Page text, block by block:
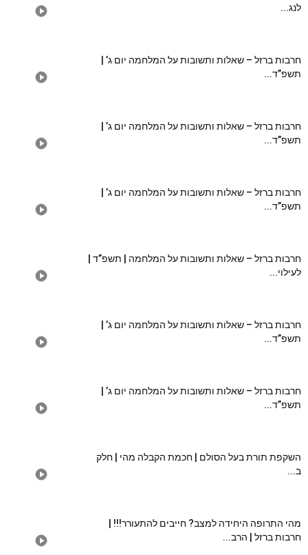
לנג...
חרבות ברזל – שאלות ותשובות על המלחמה יום ג’ |
תשפ”ד...
חרבות ברזל – שאלות ותשובות על המלחמה יום ג’ |
תשפ”ד...
חרבות ברזל – שאלות ותשובות על המלחמה יום ג’ |
תשפ”ד...
חרבות ברזל – שאלות ותשובות על המלחמה | תשפ”ד |
לעילוי...
חרבות ברזל – שאלות ותשובות על המלחמה יום ג’ |
תשפ”ד...
חרבות ברזל – שאלות ותשובות על המלחמה יום ג’ |
תשפ”ד...
השקפת תורת בעל הסולם | חכמת הקבלה מהי | חלק
ב...
מהי התרופה היחידה למצב? חייבים להתעורר!!! |
חרבות ברזל | הרב...